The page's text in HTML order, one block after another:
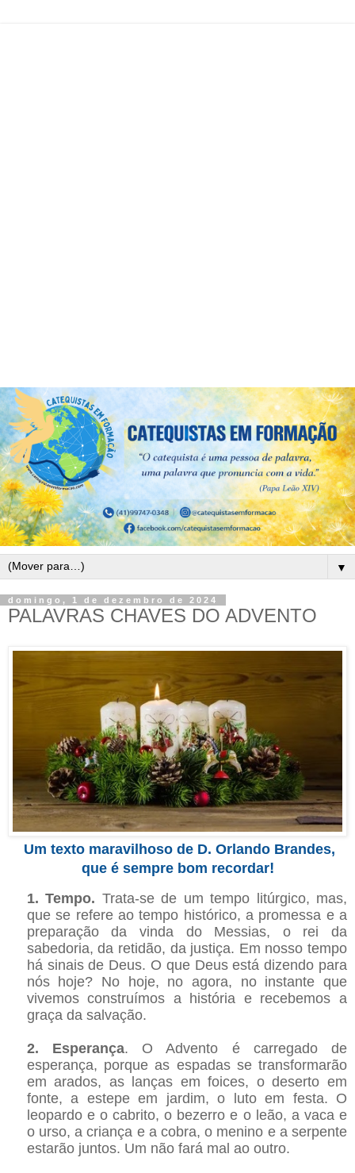
▼
domingo, 1 de dezembro de 2024
PALAVRAS CHAVES DO ADVENTO
Um texto maravilhoso de D. Orlando Brandes,
que é sempre bom recordar!
1. Tempo. Trata-se de um tempo litúrgico, mas,
que se refere ao tempo histórico, a promessa e a
preparação da vinda do Messias, o rei da
sabedoria, da retidão, da justiça. Em nosso tempo
há sinais de Deus. O que Deus está dizendo para
nós hoje? No hoje, no agora, no instante que
vivemos construímos a história e recebemos a
graça da salvação.
2. Esperança. O Advento é carregado de
esperança, porque as espadas se transformarão
em arados, as lanças em foices, o deserto em
fonte, a estepe em jardim, o luto em festa. O
leopardo e o cabrito, o bezerro e o leão, a vaca e
o urso, a criança e a cobra, o menino e a serpente
estarão juntos. Um não fará mal ao outro.